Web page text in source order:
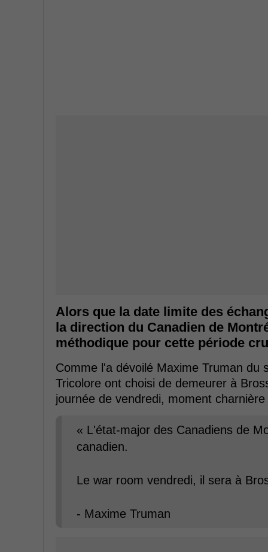
Alors que la date limite des
la direction du Canadien de
méthodique pour cette période
Comme l'a dévoilé Maxime Truman du
Tricolore ont choisi de demeurer à
journée de vendredi, moment
« L'état-major des Canadiens de
canadien.
Le war room vendredi, il sera à
- Maxime Truman